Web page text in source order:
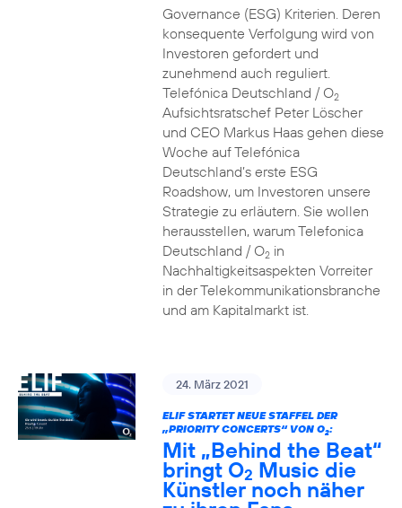
Governance (ESG) Kriterien. Deren
konsequente Verfolgung wird von
Investoren gefordert und
zunehmend auch reguliert.
Telefónica Deutschland / O2
Aufsichtsratschef Peter Löscher
und CEO Markus Haas gehen diese
Woche auf Telefónica
Deutschland’s erste ESG
Roadshow, um Investoren unsere
Strategie zu erläutern. Sie wollen
herausstellen, warum Telefonica
Deutschland / O2in
Nachhaltigkeitsaspekten Vorreiter
in der Telekommunikationsbranche
und am Kapitalmarkt ist.
24. März 2021
ELIF STARTET NEUE STAFFEL DER
„PRIORITY CONCERTS“ VON O2:
Mit „Behind the Beat“
bringt O2 Music die
Künstler noch näher